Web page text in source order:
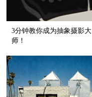
3分钟教你成为抽象摄影大
师！